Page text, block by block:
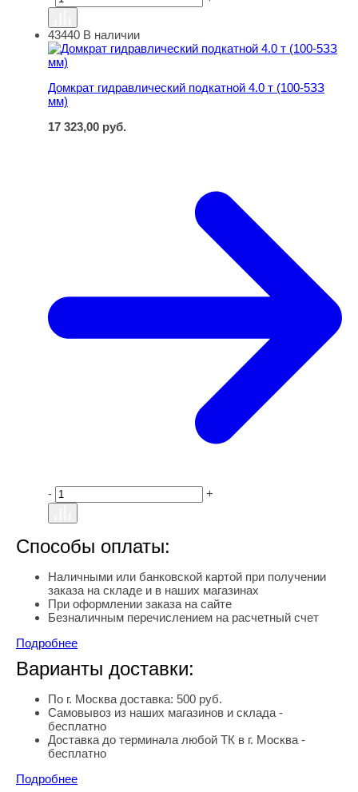
Домкрат гидравлический подкатной 4.0 т (100-5ЗЗ мм)
43440 В наличии
Домкрат гидравлический подкатной 4.0 т (100-5ЗЗ
мм)
17 323,00 руб.
- +
Способы оплаты:
Наличными или банковской картой при получении
заказа на складе и в наших магазинах
При оформлении заказа на сайте
Безналичным перечислением на расчетный счет
Подробнее
Варианты доставки:
По г. Москва доставка: 500 руб.
Самовывоз из наших магазинов и склада -
бесплатно
Доставка до терминала любой ТК в г. Москва -
бесплатно
Подробнее